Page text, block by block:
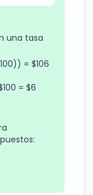
una tasa
= $106
= $6